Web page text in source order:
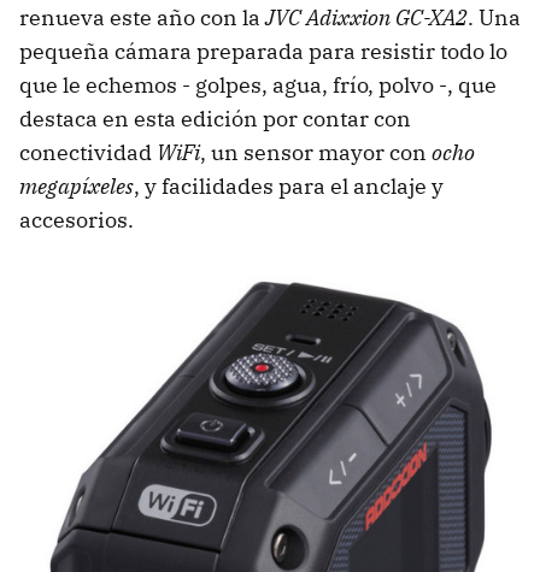
renueva este año con laJVC Adixxion GC-XA2. Una
pequeña cámara preparada para resistir todo lo
que le echemos - golpes, agua, frío, polvo -, que
destaca en esta edición por contar con
conectividad WiFi, un sensor mayor con ocho
megapíxeles, y facilidades para el anclaje y
accesorios.